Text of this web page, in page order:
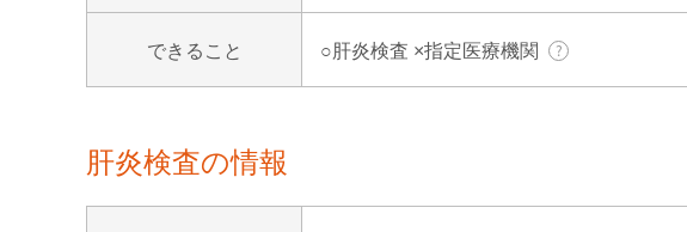
できること ○肝炎検査 ×指定医療機関
肝炎検査の情報